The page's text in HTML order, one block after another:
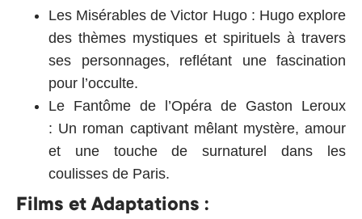
Les Misérables de Victor Hugo : Hugo explore
des thèmes mystiques et spirituels à travers
ses personnages, reflétant une fascination
pour l’occulte.
Le Fantôme de l’Opéra de Gaston Leroux
: Un roman captivant mêlant mystère, amour
et une touche de surnaturel dans les
coulisses de Paris.
Films et Adaptations :